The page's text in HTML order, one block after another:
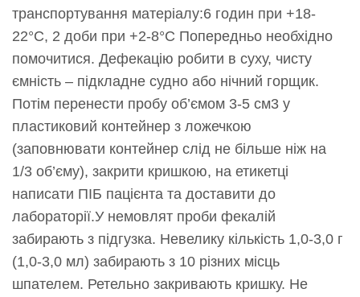
транспортування матеріалу:6 годин при +18-
22°С, 2 доби при +2-8°С Попередньо необхідно
помочитися. Дефекацію робити в суху, чисту
ємність – підкладне судно або нічний горщик.
Потім перенести пробу об’ємом 3-5 см3 у
пластиковий контейнер з ложечкою
(заповнювати контейнер слід не більше ніж на
1/3 об’єму), закрити кришкою, на етикетці
написати ПІБ пацієнта та доставити до
лабораторії.У немовлят проби фекалій
забирають з підгузка. Невелику кількість 1,0-3,0 г
(1,0-3,0 мл) забирають з 10 різних місць
шпателем. Ретельно закривають кришку. Не